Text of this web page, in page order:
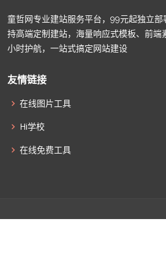
童哲网专业建站服务平台，99元起独立
持高端定制建站，海量响应式模板、前端
小时护航，一站式搞定网站建设
友情链接
在线图片工具
Hi学校
在线免费工具